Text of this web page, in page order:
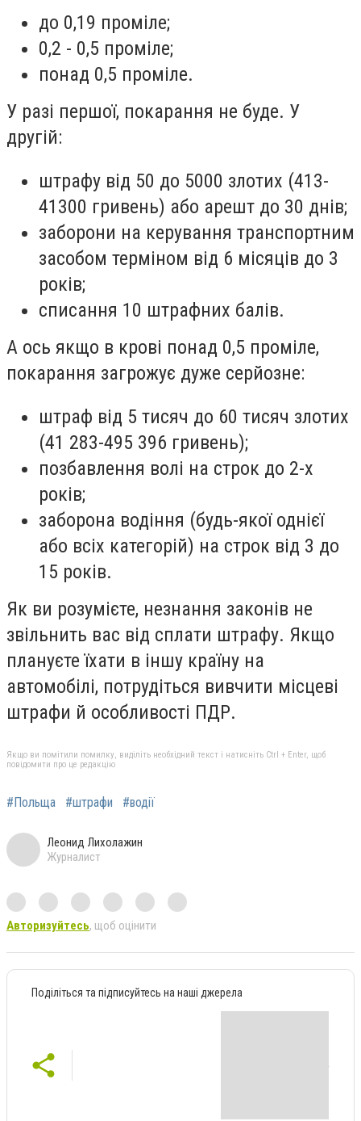
до 0,19 проміле;
0,2 - 0,5 проміле;
понад 0,5 проміле.
У разі першої, покарання не буде. У
другій:
штрафу від 50 до 5000 злотих (413-
41300 гривень) або арешт до 30 днів;
заборони на керування транспортним
засобом терміном від 6 місяців до 3
років;
списання 10 штрафних балів.
А ось якщо в крові понад 0,5 проміле,
покарання загрожує дуже серйозне:
штраф від 5 тисяч до 60 тисяч злотих
(41 283-495 396 гривень);
позбавлення волі на строк до 2-х
років;
заборона водіння (будь-якої однієї
або всіх категорій) на строк від 3 до
15 років.
Як ви розумієте, незнання законів не
звільнить вас від сплати штрафу. Якщо
плануєте їхати в іншу країну на
автомобілі, потрудіться вивчити місцеві
штрафи й особливості ПДР.
Якщо ви помітили помилку, виділіть необхідний текст і натисніть Ctrl + Enter, щоб
повідомити про це редакцію
#Польща #штрафи #водії
Леонид Лихолажин
Журналист
Авторизуйтесь, щоб оцінити
Поділіться та підписуйтесь на наші джерела